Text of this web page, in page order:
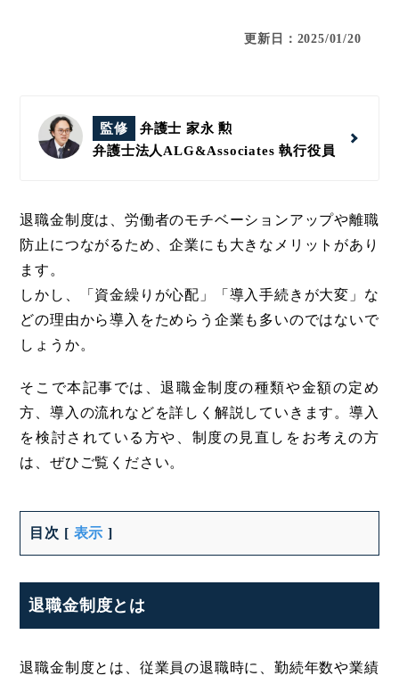
更新日：2025/01/20
監修
弁護士 家永 勲
弁護士法人ALG&Associates執行役員
退職金制度は、労働者のモチベーションアップや離職
防止につながるため、企業にも大きなメリットがあり
ます。
しかし、「資金繰りが心配」「導入手続きが大変」な
どの理由から導入をためらう企業も多いのではないで
しょうか。
そこで本記事では、退職金制度の種類や金額の定め
方、導入の流れなどを詳しく解説していきます。導入
を検討されている方や、制度の見直しをお考えの方
は、ぜひご覧ください。
目次 [ 表示 ]
退職金制度とは
退職金制度とは、従業員の退職時に、勤続年数や業績